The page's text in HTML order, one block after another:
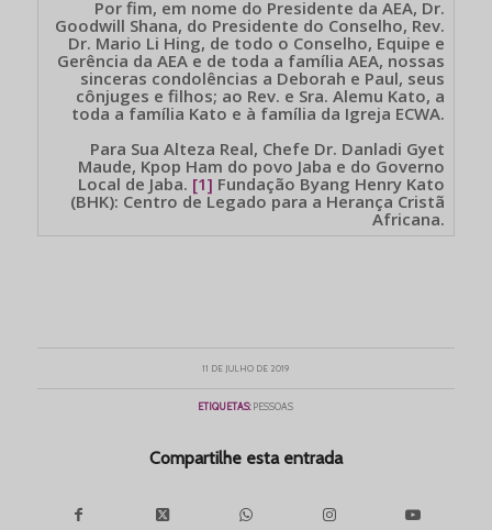
Por fim, em nome do Presidente da AEA, Dr.
Goodwill Shana, do Presidente do Conselho, Rev.
Dr. Mario Li Hing, de todo o Conselho, Equipe e
Gerência da AEA e de toda a família AEA, nossas
sinceras condolências a Deborah e Paul, seus
cônjuges e filhos; ao Rev. e Sra. Alemu Kato, a
toda a família Kato e à família da Igreja ECWA.
Para Sua Alteza Real, Chefe Dr. Danladi Gyet
Maude, Kpop Ham do povo Jaba e do Governo
Local de Jaba. [1] Fundação Byang Henry Kato
(BHK): Centro de Legado para a Herança Cristã
Africana.
11 DE JULHO DE 2019
ETIQUETAS: PESSOAS
Compartilhe esta entrada